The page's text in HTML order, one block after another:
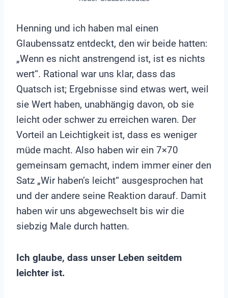
Henning und ich haben mal einen
Glaubenssatz entdeckt, den wir beide hatten:
„Wenn es nicht anstrengend ist, ist es nichts
wert“. Rational war uns klar, dass das
Quatsch ist; Ergebnisse sind etwas wert, weil
sie Wert haben, unabhängig davon, ob sie
leicht oder schwer zu erreichen waren. Der
Vorteil an Leichtigkeit ist, dass es weniger
müde macht. Also haben wir ein 7×70
gemeinsam gemacht, indem immer einer den
Satz „Wir haben’s leicht“ ausgesprochen hat
und der andere seine Reaktion darauf. Damit
haben wir uns abgewechselt bis wir die
siebzig Male durch hatten.
Ich glaube, dass unser Leben seitdem
leichter ist.